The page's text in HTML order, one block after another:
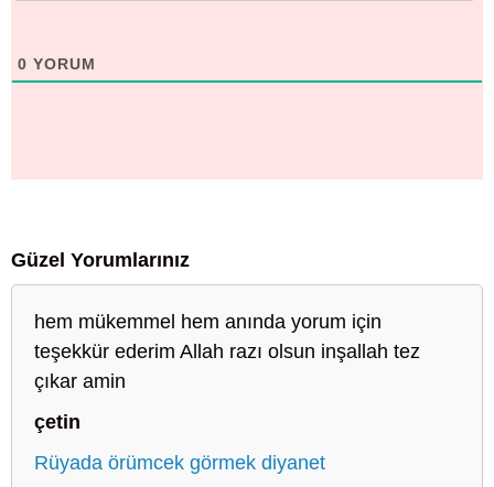
0 YORUM
Güzel Yorumlarınız
hem mükemmel hem anında yorum için
teşekkür ederim Allah razı olsun inşallah tez
çıkar amin
çetin
Rüyada örümcek görmek diyanet